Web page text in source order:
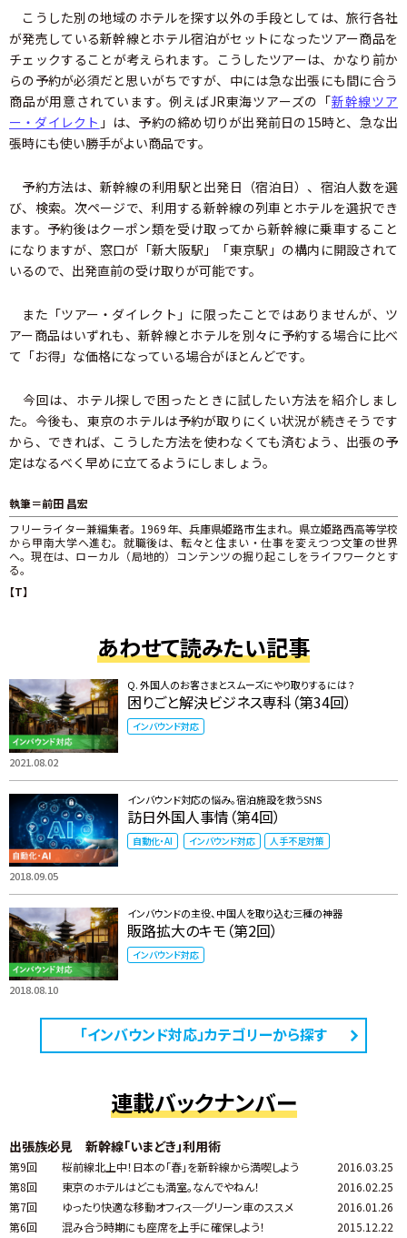
こうした別の地域のホテルを探す以外の手段としては、旅行各社
が発売している新幹線とホテル宿泊がセットになったツアー商品を
チェックすることが考えられます。こうしたツアーは、かなり前か
らの予約が必須だと思いがちですが、中には急な出張にも間に合う
商品が用意されています。例えばJR東海ツアーズの「新幹線ツア
ー・ダイレクト 」は、予約の締め切りが出発前日の15時と、急な出
張時にも使い勝手がよい商品です。
予約方法は、新幹線の利用駅と出発日（宿泊日）、宿泊人数を選
び、検索。次ページで、利用する新幹線の列車とホテルを選択でき
ます。予約後はクーポン類を受け取ってから新幹線に乗車すること
になりますが、窓口が「新大阪駅」「東京駅」の構内に開設されて
いるので、出発直前の受け取りが可能です。
また「ツアー・ダイレクト」に限ったことではありませんが、ツ
アー商品はいずれも、新幹線とホテルを別々に予約する場合に比べ
て「お得」な価格になっている場合がほとんどです。
今回は、ホテル探しで困ったときに試したい方法を紹介しまし
た。今後も、東京のホテルは予約が取りにくい状況が続きそうです
から、できれば、こうした方法を使わなくても済むよう、出張の予
定はなるべく早めに立てるようにしましょう。
執筆＝前田 昌宏
フリーライター兼編集者。1969年、兵庫県姫路市生まれ。県立姫路西高等学校
から甲南大学へ進む。就職後は、転々と住まい・仕事を変えつつ文筆の世界
へ。現在は、ローカル（局地的）コンテンツの掘り起こしをライフワークとす
る。
【T】
あわせて読みたい記事
2021.08.02
Q. 外国人のお客さまとスムーズにやり取りするには？
困りごと解決ビジネス専科（第34回）
インバウンド対応
2018.09.05
インバウンド対応の悩み。宿泊施設を救うSNS
訪日外国人事情（第4回）
自動化・AI インバウンド対応 人手不足対策
2018.08.10
インバウンドの主役、中国人を取り込む三種の神器
販路拡大のキモ（第2回）
インバウンド対応
「インバウンド対応」カテゴリーから探す
連載バックナンバー
出張族必見 新幹線「いまどき」利用術
第9回 桜前線北上中！日本の「春」を新幹線から満喫しよう
2016.03.25
第8回
東京のホテルはどこも満室。なんでやねん！
2016.02.25
第7回
ゆったり快適な移動オフィス─グリーン車のススメ
2016.01.26
第6回
混み合う時期にも座席を上手に確保しよう！
2015.12.22